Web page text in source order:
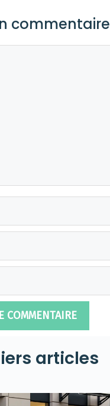
commentaire
articles